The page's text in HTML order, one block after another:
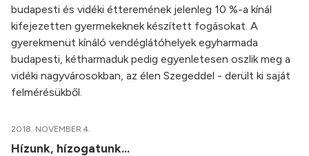
budapesti és vidéki étteremének jelenleg 10 %-a kínál
kifejezetten gyermekeknek készített fogásokat. A
gyerekmenüt kínáló vendéglátóhelyek egyharmada
budapesti, kétharmaduk pedig egyenletesen oszlik meg a
vidéki nagyvárosokban, az élen Szegeddel - derült ki saját
felmérésükből.
2018. NOVEMBER 4.
Hízunk, hízogatunk...